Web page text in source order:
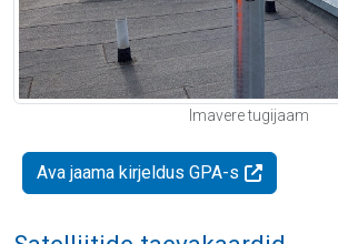
Imavere tugijaam
Ava jaama kirjeldus GPA-s